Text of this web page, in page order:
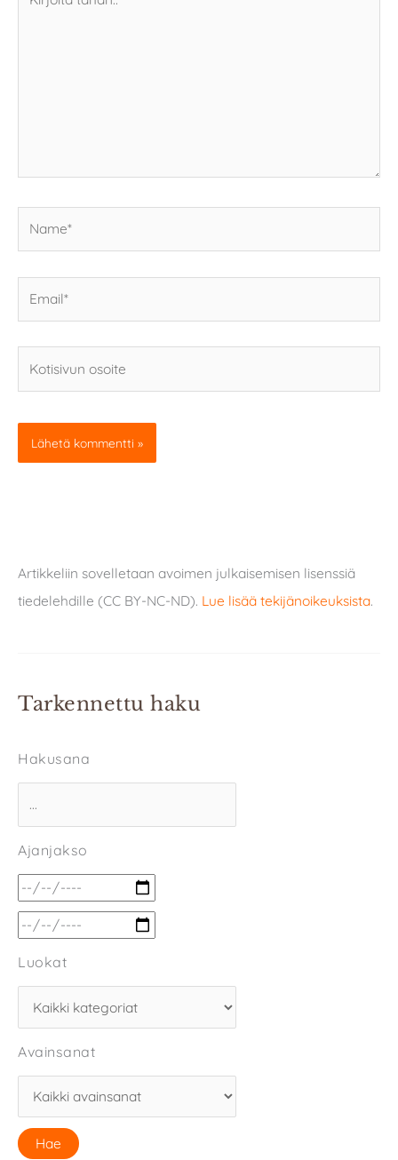
tähän..
osoite
Artikkeliin sovelletaan avoimen julkaisemisen lisenssiä
tiedelehdille (CC BY-NC-ND). Lue lisää tekijänoikeuksista.
Tarkennettu haku
Hakusana
Ajanjakso
Luokat
Avainsanat